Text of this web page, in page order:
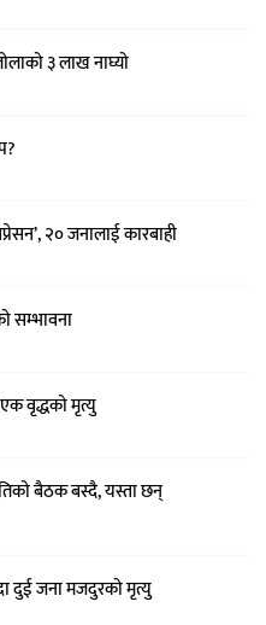
३ लाख नाघ्यो
२० जनालाई कारबाही
सम्भावना
वृद्धको मृत्यु
बैठक बस्दै, यस्ता छन्
दुई जना मजदुरको मृत्यु